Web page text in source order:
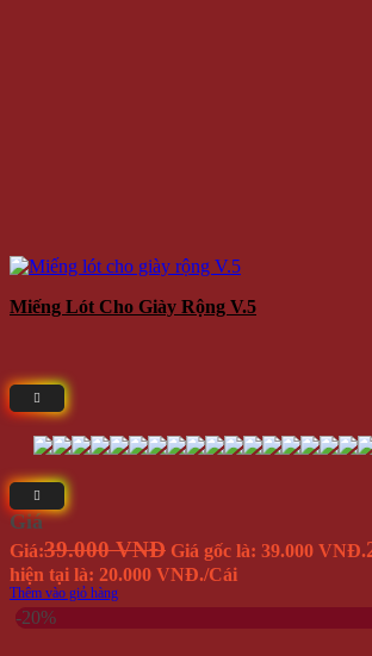
Miếng Lót Cho Giày Rộng V.5
Giá
Giá:39.000 VNĐ Giá gốc là: 39.000 VNĐ.
hiện tại là: 20.000 VNĐ./Cái
Thêm vào giỏ hàng
-20%